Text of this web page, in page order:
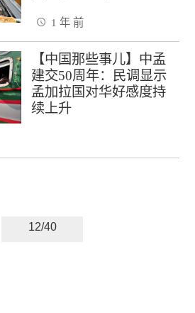
1 年 前
【中国那些事儿】中孟
建交50周年：民调显示
孟加拉国对华好感度持
续上升
12/40